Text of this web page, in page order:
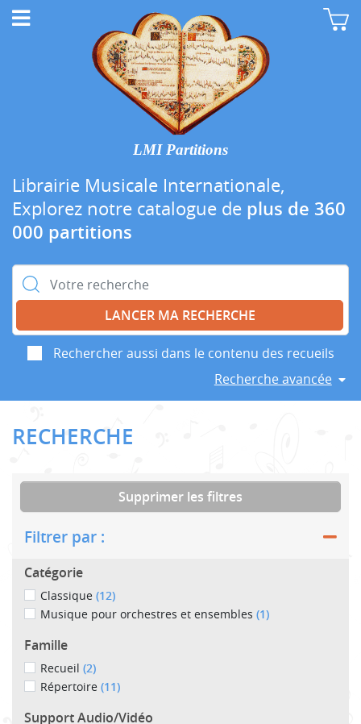
LMI Partitions
Librairie Musicale Internationale,
Explorez notre catalogue de plus de 360
000 partitions
Rechercher :
Rechercher aussi dans le contenu des recueils
Recherche avancée
RECHERCHE
Supprimer les filtres
Filtrer par :
Catégorie
Classique (12)
Musique pour orchestres et ensembles (1)
Famille
Recueil (2)
Répertoire (11)
Support Audio/Vidéo